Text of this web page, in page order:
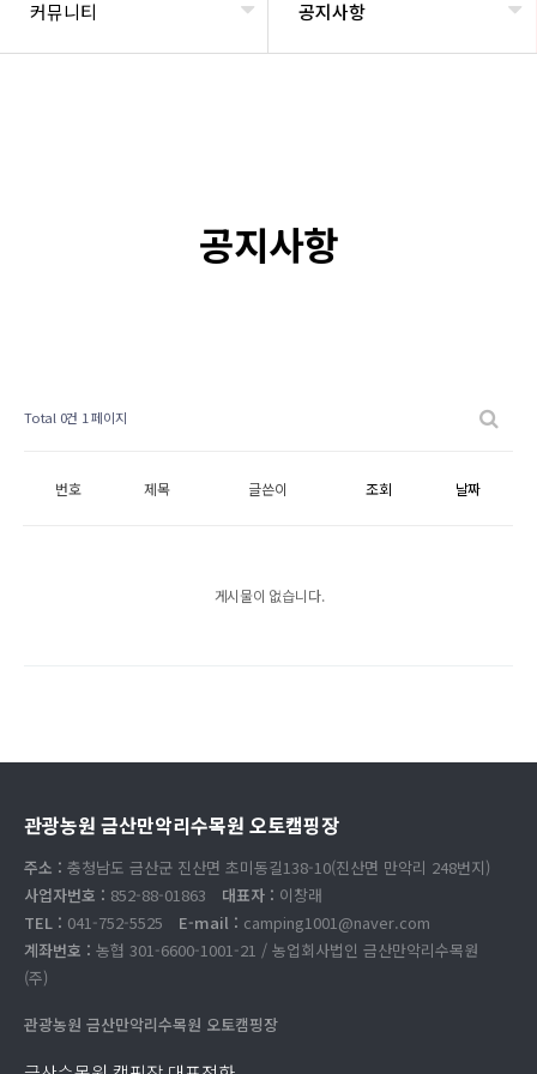
커뮤니티 공지사항
공지사항
Total 0건 1 페이지
번호 제목 글쓴이 조회 날짜
게시물이 없습니다.
관광농원 금산만악리수목원 오토캠핑장
주소 : 충청남도 금산군 진산면 초미동길138-10(진산면 만악리 248번지)
사업자번호 : 852-88-01863 대표자 : 이창래
TEL : 041-752-5525 E-mail : camping1001@naver.com
계좌번호 : 농협 301-6600-1001-21 / 농업회사법인 금산만악리수목원
(주)
관광농원 금산만악리수목원 오토캠핑장